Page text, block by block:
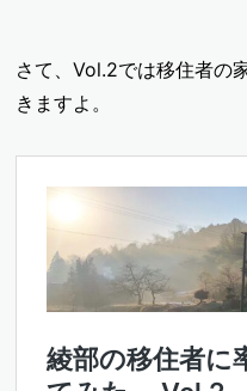
さて、Vol.2では移住者の
きますよ。